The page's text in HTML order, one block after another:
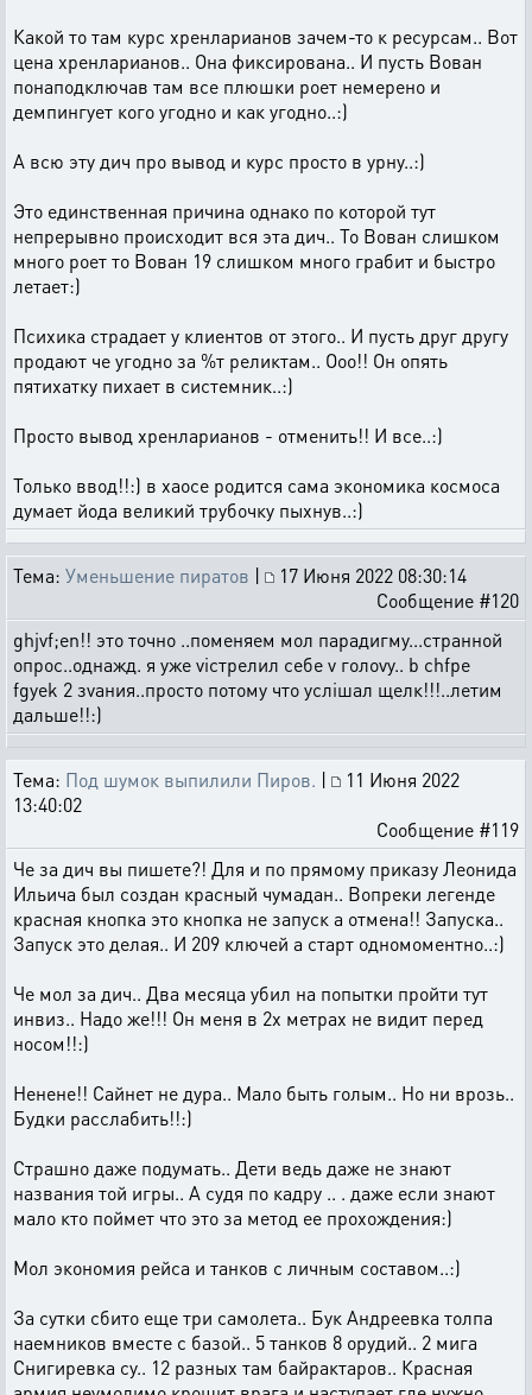
Какой то там курс хренларианов зачем-то к ресурсам.. Вот
цена хренларианов.. Она фиксирована.. И пусть Вован
понаподключав там все плюшки роет немерено и
демпингует кого угодно и как угодно..:)
А всю эту дич про вывод и курс просто в урну..:)
Это единственная причина однако по которой тут
непрерывно происходит вся эта дич.. То Вован слишком
много роет то Вован 19 слишком много грабит и быстро
летает:)
Психика страдает у клиентов от этого.. И пусть друг другу
продают че угодно за %т реликтам.. Ооо!! Он опять
пятихатку пихает в системник..:)
Просто вывод хренларианов - отменить!! И все..:)
Только ввод!!:) в хаосе родится сама экономика космоса
думает йода великий трубочку пыхнув..:)
Тема: Уменьшение пиратов |
17 Июня 2022 08:30:14
Сообщение #120
ghjvf;en!! это точно ..поменяем мол парадигму...странной
опрос..однажд. я уже viстрелил себе v голоvу.. b chfpe
fgyek 2 зvания..просто потому что услiшал щелк!!!..летим
дальше!!:)
Тема: Под шумок выпилили Пиров. |
11 Июня 2022
13:40:02
Сообщение #119
Че за дич вы пишете?! Для и по прямому приказу Леонида
Ильича был создан красный чумадан.. Вопреки легенде
красная кнопка это кнопка не запуск а отмена!! Запуска..
Запуск это делая.. И 209 ключей а старт одномоментно..:)
Че мол за дич.. Два месяца убил на попытки пройти тут
инвиз.. Надо же!!! Он меня в 2х метрах не видит перед
носом!!:)
Ненене!! Сайнет не дура.. Мало быть голым.. Но ни врозь..
Будки расслабить!!:)
Страшно даже подумать.. Дети ведь даже не знают
названия той игры.. А судя по кадру .. . даже если знают
мало кто поймет что это за метод ее прохождения:)
Мол экономия рейса и танков с личным составом..:)
За сутки сбито еще три самолета.. Бук Андреевка толпа
наемников вместе с базой.. 5 танков 8 орудий.. 2 мига
Снигиревка су.. 12 разных там байрактаров.. Красная